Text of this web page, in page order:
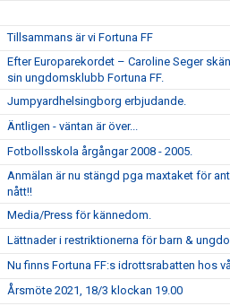
Tillsammans är vi Fortuna FF
Efter Europarekordet – Caroline Seger
sin ungdomsklubb Fortuna FF.
Jumpyardhelsingborg erbjudande.
Äntligen - väntan är över...
Fotbollsskola årgångar 2008 - 2005.
Anmälan är nu stängd pga maxtaket för
nått!!
Media/Press för kännedom.
Lättnader i restriktionerna för barn &
Nu finns Fortuna FF:s idrottsrabatten hos
Årsmöte 2021, 18/3 klockan 19.00